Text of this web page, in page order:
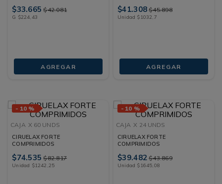
$33.665 $42.081
G $224,43
AGREGAR
$41.308 $45.898
Unidad $1032,7
AGREGAR
- 10 %
CAJA X 60 UNDS
CIRUELAX FORTE
COMPRIMIDOS
$74.535 $82.817
Unidad $1242 ,25
- 10 %
CAJA X 24 UNDS
CIRUELAX FORTE
COMPRIMIDOS
$39.482 $43.869
Unidad $1645,08